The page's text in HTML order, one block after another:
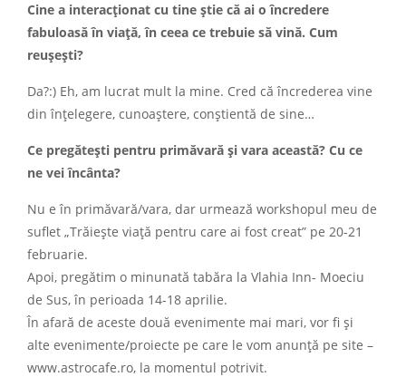
Cine a interacţionat cu tine ştie că ai o încredere
fabuloasă în viaţă, în ceea ce trebuie să vină. Cum
reuşeşti?
Da?:) Eh, am lucrat mult la mine. Cred că încrederea vine
din înţelegere, cunoaştere, conştientă de sine…
Ce pregăteşti pentru primăvară şi vara această? Cu ce
ne vei încânta?
Nu e în primăvară/vara, dar urmează workshopul meu de
suflet „Trăieşte viaţă pentru care ai fost creat” pe 20-21
februarie.
Apoi, pregătim o minunată tabăra la Vlahia Inn- Moeciu
de Sus, în perioada 14-18 aprilie.
În afară de aceste două evenimente mai mari, vor fi şi
alte evenimente/proiecte pe care le vom anunţă pe site –
www.astrocafe.ro, la momentul potrivit.